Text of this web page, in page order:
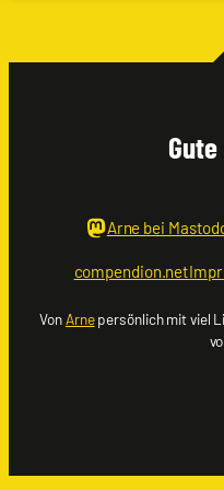
Arne bei
compendion.net
Von Arnepersönlich mit viel